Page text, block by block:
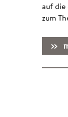
auf die
zum